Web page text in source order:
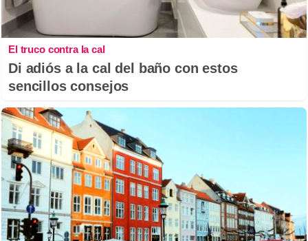
El truco contra la cal
Di adiós a la cal del baño con estos
sencillos consejos